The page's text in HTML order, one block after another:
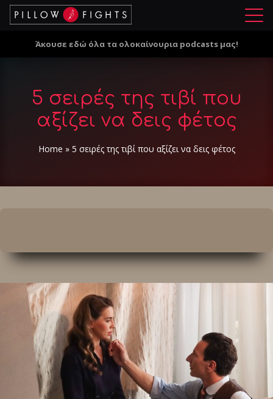
Μ
ο
Άκουσε εδώ όλα τα ολοκαίνουρια podcasts μας!
5 σειρές της τιβί που
αξίζει να δεις φέτος
Home » 5 σειρές της τιβί που αξίζει να δεις φέτος